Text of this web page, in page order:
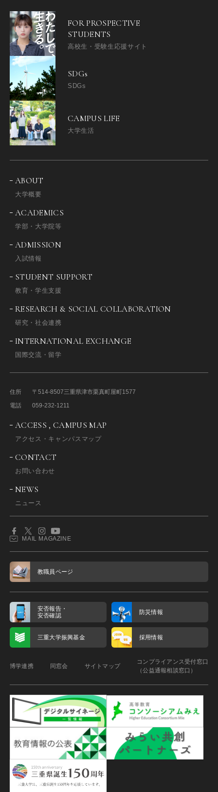
FOR PROSPECTIVE
STUDENTS
高校生・受験生応援サイト
SDGs
SDGs
CAMPUS LIFE
大学生活
ABOUT
大学概要
ACADEMICS
学部・大学院等
ADMISSION
入試情報
STUDENT SUPPORT
教育・学生支援
RESEARCH & SOCIAL COLLABORATION
研究・社会連携
INTERNATIONAL EXCHANGE
国際交流・留学
住所 〒514-8507三重県津市栗真町屋町1577
電話
059-232-1211
ACCESS , CAMPUS MAP
アクセス・キャンパスマップ
CONTACT
お問い合わせ
NEWS
ニュース
MAIL MAGAZINE
教職員ページ
安否報告・
安否確認
防災情報
三重大学振興基金 採用情報
博学連携 同窓会 サイトマップ
コンプライアンス受付窓口
（公益通報相談窓口）